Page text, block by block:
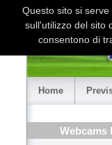
Home
Webcams
Questo sito si
sull'utilizzo del sito
consentono di